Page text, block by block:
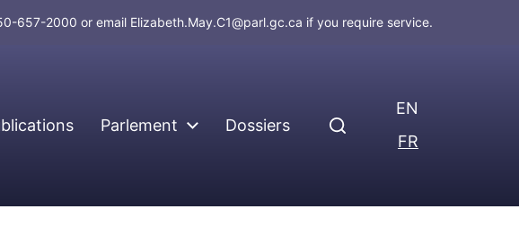
657-2000 or email Elizabeth.May.C1@parl.gc.ca if you require service.
Parlement Dossiers
EN
FR